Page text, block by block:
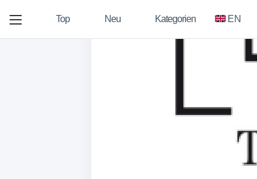
Top Neu Kategorien EN